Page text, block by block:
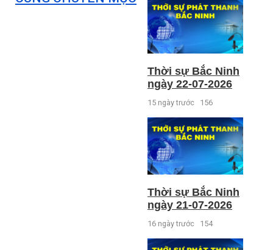
Thời sự Bắc Ninh
ngày 22-07-2026
15 ngày trước 156
Thời sự Bắc Ninh
ngày 21-07-2026
16 ngày trước 154